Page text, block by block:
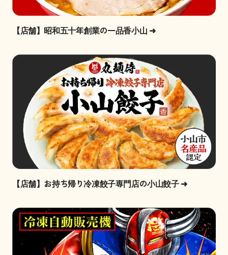
【店舗】昭和五十年創業の一品香小山 ➜
【店舗】お持ち帰り冷凍餃子専門店の小山餃子➜